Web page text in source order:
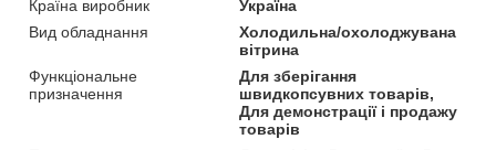
Країна виробник
Україна
Вид обладнання
Холодильна/охолоджувана
вітрина
Функціональне
призначення
Для зберігання
швидкопсувних товарів,
Для демонстрації і продажу
товарів